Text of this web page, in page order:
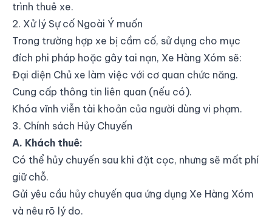
trình thuê xe.
2. Xử lý Sự cố Ngoài Ý muốn
Trong trường hợp xe bị cầm cố, sử dụng cho mục
đích phi pháp hoặc gây tai nạn, Xe Hàng Xóm sẽ:
Đại diện Chủ xe làm việc với cơ quan chức năng.
Cung cấp thông tin liên quan (nếu có).
Khóa vĩnh viễn tài khoản của người dùng vi phạm.
3. Chính sách Hủy Chuyến
A. Khách thuê:
Có thể hủy chuyến sau khi đặt cọc, nhưng sẽ mất phí
giữ chỗ.
Gửi yêu cầu hủy chuyến qua ứng dụng Xe Hàng Xóm
và nêu rõ lý do.